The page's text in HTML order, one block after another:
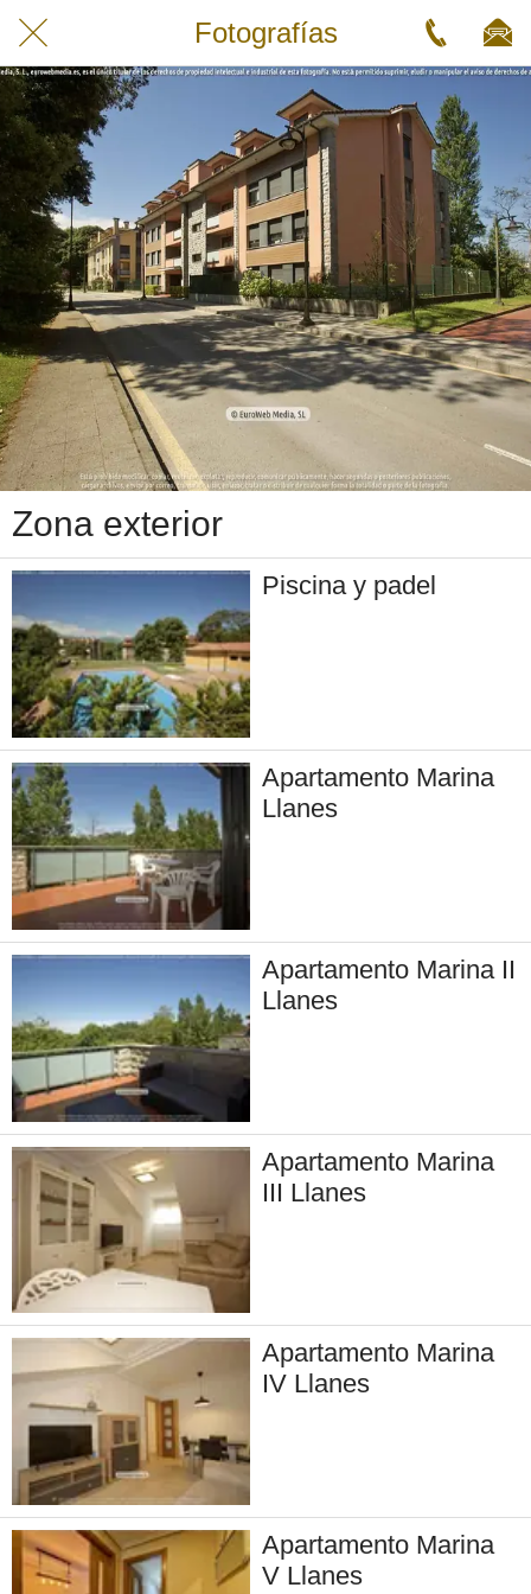
Fotografías
Zona exterior
Piscina y padel
Apartamento Marina
Llanes
Apartamento Marina II
Llanes
Apartamento Marina
III Llanes
Apartamento Marina
IV Llanes
Apartamento Marina
V Llanes